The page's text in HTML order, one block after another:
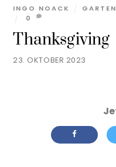
23. OKTOBER 2023
Thanksgiving
INGO NOACK GARTEN
0